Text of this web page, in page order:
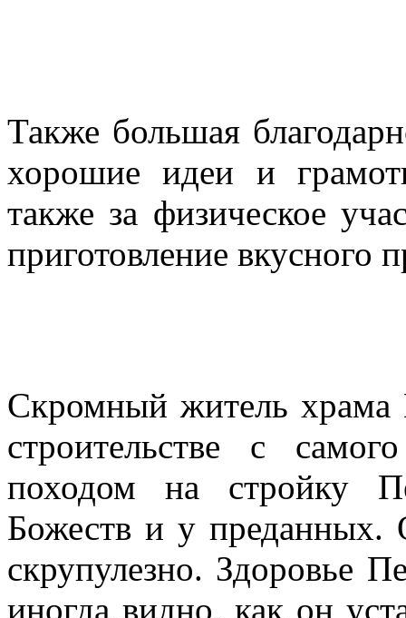
Также большая
хорошие идеи и
также за физическое
приготовление вкусного
Скромный житель храма
строительстве с
походом на стройку
Божеств и у преданных.
скрупулезно. Здоровье
иногда видно, как он